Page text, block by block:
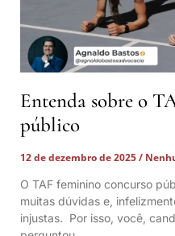
Entenda sobre o
público
12 de dezembro de 2025
O TAF feminino concurso
muitas dúvidas e,
injustas. Por isso, você,